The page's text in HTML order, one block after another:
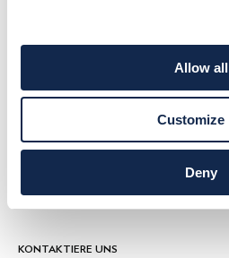
Allow all
Customize
Deny
KONTAKTIERE UNS